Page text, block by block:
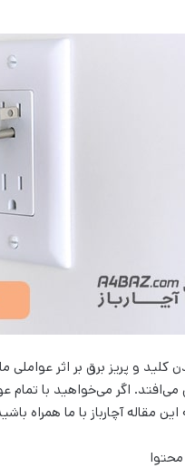
کلید و پریز برق بر اثر
می‌افتد. اگر می‌خواهید با تمام
این مقاله آچارباز با ما همراه